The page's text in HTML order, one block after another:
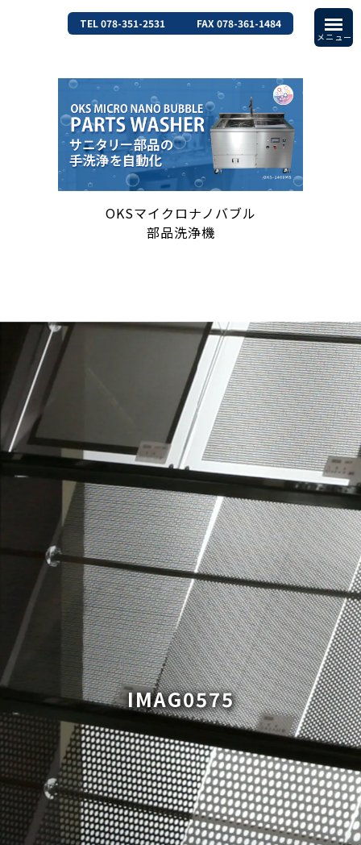
TEL 078-351-2531 FAX 078-361-1484
OKSマイクロナノバブル
部品洗浄機
IMAG0575